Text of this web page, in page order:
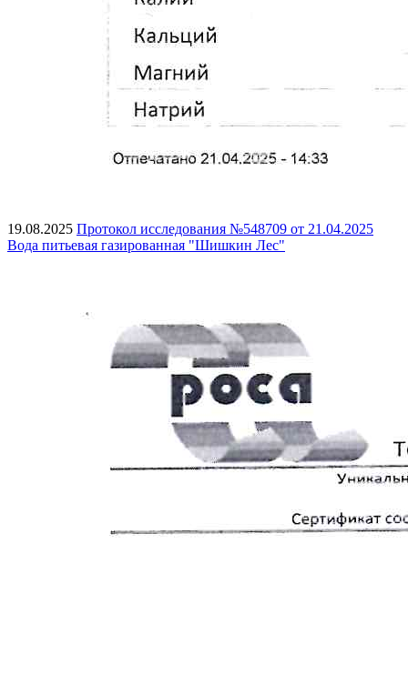
19.08.2025 Протокол исследования №548709 от 21.04.2025
Вода питьевая газированная "Шишкин Лес"